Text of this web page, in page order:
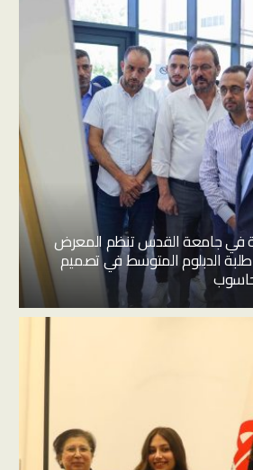
في جامعة القدس تنظم المعرض
طلبة الدبلوم المتوسط في تصميم